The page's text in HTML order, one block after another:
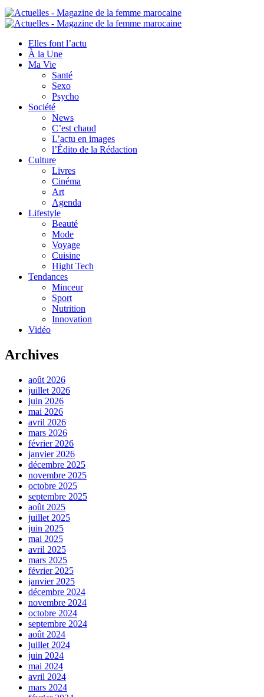
Elles font l’actu
À la Une
Ma Vie
Santé
Sexo
Psycho
Société
News
C’est chaud
L’actu en images
l’Édito de la Rédaction
Culture
Livres
Cinéma
Art
Agenda
Lifestyle
Beauté
Mode
Voyage
Cuisine
Hight Tech
Tendances
Minceur
Sport
Nutrition
Innovation
Vidéo
Archives
août 2026
juillet 2026
juin 2026
mai 2026
avril 2026
mars 2026
février 2026
janvier 2026
décembre 2025
novembre 2025
octobre 2025
septembre 2025
août 2025
juillet 2025
juin 2025
mai 2025
avril 2025
mars 2025
février 2025
janvier 2025
décembre 2024
novembre 2024
octobre 2024
septembre 2024
août 2024
juillet 2024
juin 2024
mai 2024
avril 2024
mars 2024